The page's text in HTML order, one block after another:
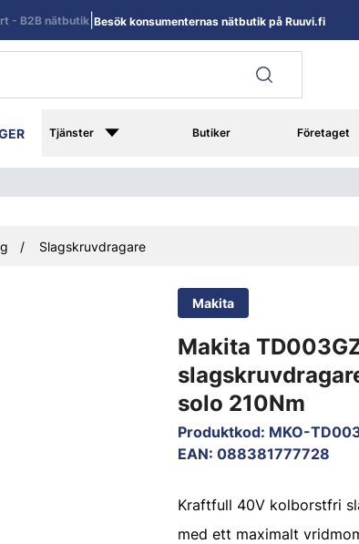
Tjänster Butiker Företaget
- B2B nätbutik Besök konsumenternas nätbutik på Ruuvi.fi
Slagskruvdragare
Makita
Makita
solo 210Nm
Produktkod: MKO-
EAN: 088381777728
Kraftfull 40V kolborstfri
med ett maximalt